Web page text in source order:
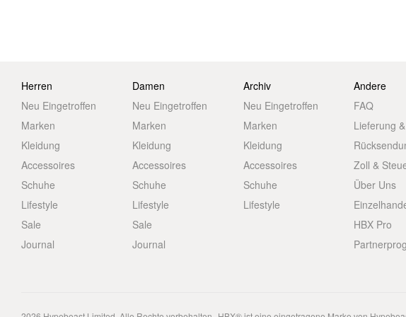
Herren
Neu Eingetroffen
Marken
Kleidung
Accessoires
Schuhe
Lifestyle
Sale
Journal
Damen
Neu Eingetroffen
Marken
Kleidung
Accessoires
Schuhe
Lifestyle
Sale
Journal
Archiv
Neu Eingetroffen
Marken
Kleidung
Accessoires
Schuhe
Lifestyle
Andere
FAQ
Lieferung
Zoll &
Über Uns
HBX Pro